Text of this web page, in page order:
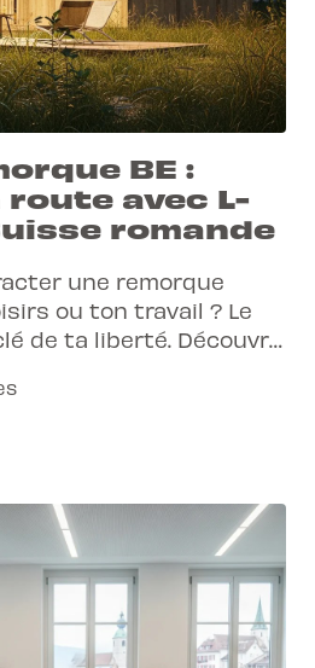
BE :
avec L-
romande
une remorque
ou ton travail ? Le
de ta liberté. Découvre
L-Pittet.